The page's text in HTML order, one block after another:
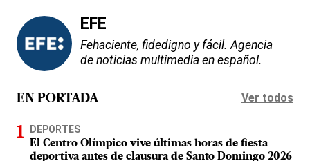
EFE
Fehaciente, fidedigno y fácil. Agencia
de noticias multimedia en español.
EN PORTADA Ver todos
DEPORTES
El Centro Olímpico vive últimas horas de fiesta
deportiva antes de clausura de Santo Domingo 2026